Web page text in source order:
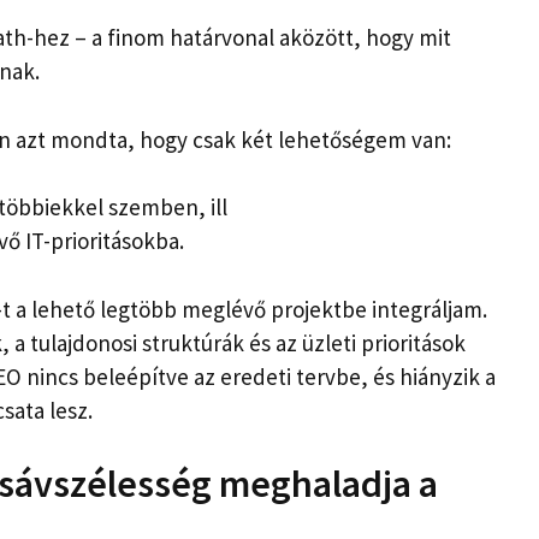
hez – a finom határvonal aközött, hogy mit
azt mondta, hogy csak két lehetőségem van:
szemben, ill
IT-prioritásokba.
t a lehető legtöbb meglévő projektbe integráljam.
tulajdonosi struktúrák és az üzleti prioritások
nincs beleépítve az eredeti tervbe, és hiányzik a
lesz.
meghaladja a